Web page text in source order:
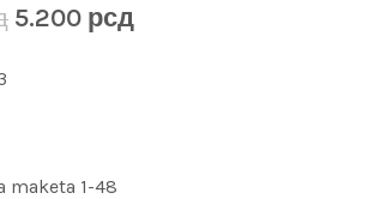
5.200 рсд
maketa 1-48